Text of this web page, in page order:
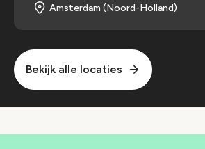
Amsterdam (Noord-Holland)
Bekijk alle locaties